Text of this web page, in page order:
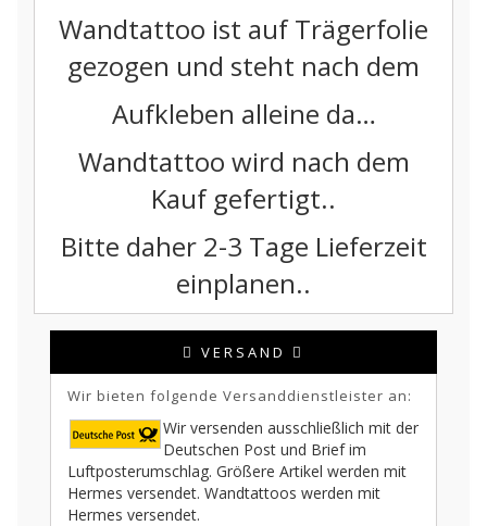
Wandtattoo ist auf Trägerfolie
gezogen und steht nach dem
Aufkleben alleine da…
Wandtattoo wird nach dem
Kauf gefertigt..
Bitte daher 2-3 Tage Lieferzeit
einplanen..
VERSAND
Wir bieten folgende Versanddienstleister an:
Wir versenden ausschließlich mit der
Deutschen Post und Brief im
Luftposterumschlag. Größere Artikel werden mit
Hermes versendet. Wandtattoos werden mit
Hermes versendet.